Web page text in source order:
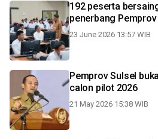
192 peserta
penerbang
23 June 2026 13:57 WIB
Pemprov Sulsel
calon pilot 2026
21 May 2026 15:38 WIB